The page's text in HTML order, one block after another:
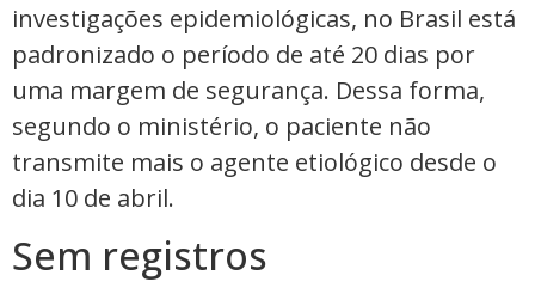
investigações epidemiológicas, no Brasil está
padronizado o período de até 20 dias por
uma margem de segurança. Dessa forma,
segundo o ministério, o paciente não
transmite mais o agente etiológico desde o
dia 10 de abril.
Sem registros